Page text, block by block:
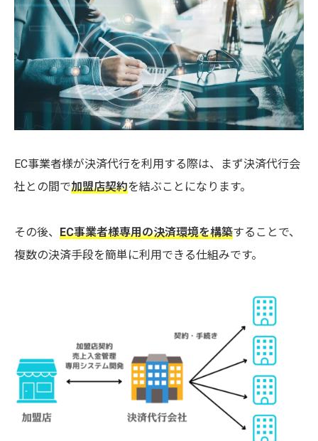
EC事業者様が決済代行を利用する際は、まず決済代行会
社との間で加盟店契約を結ぶことになります。
その後、 EC事業者様専用の決済環境を構築することで、
複数の決済手段を簡単に利用できる仕組みです。